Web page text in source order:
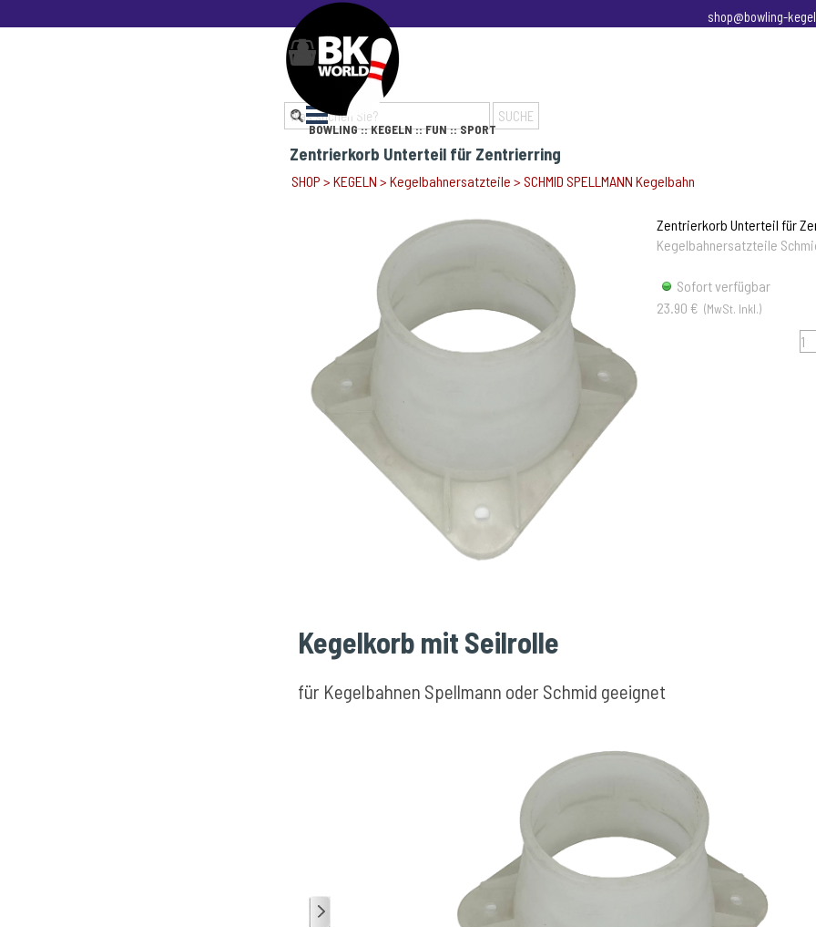
shop@bowling-
0
SUCHE
Menü überspringen
BOWLING :: KEGELN :: FUN :: SPORT
Zentrierkorb Unterteil für Zentrierring
SHOP > KEGELN > Kegelbahnersatzteile > SCHMID SPELLMANN Kegelbahn
Zentrierkorb Unterteil für
Kegelbahnersatzteile
Sofort verfügbar
23.90 € (MwSt. Inkl.)
Kegelkorb mit Seilrolle
für Kegelbahnen Spellmann oder Schmid geeignet